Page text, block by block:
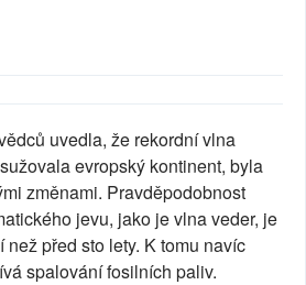
uvedla, že rekordní vlna
evropský kontinent, byla
změnami. Pravděpodobnost
jevu, jako je vlna veder, je
než před sto lety. K tomu navíc
spalování fosilních paliv.